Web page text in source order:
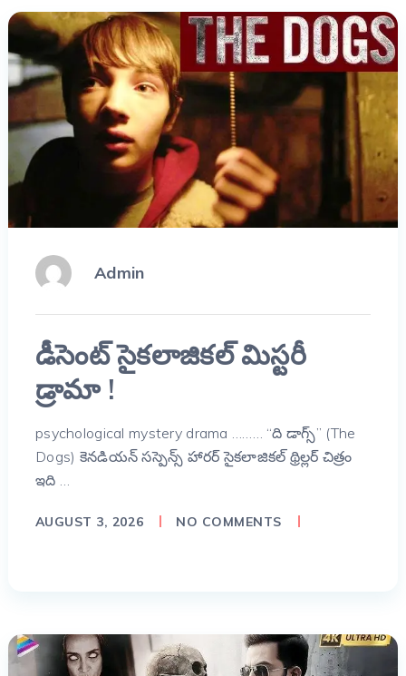
Admin
డీసెంట్ సైకలాజికల్ మిస్టరీ
డ్రామా !
psychological mystery drama ……… “ది డాగ్స్” (The
Dogs) కెనడియన్ సస్పెన్స్ హారర్ సైకలాజికల్ థ్రిల్లర్ చిత్రం
ఇది …
AUGUST 3, 2026 NO COMMENTS